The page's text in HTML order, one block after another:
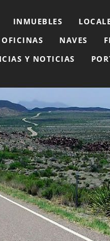
INMUEBLES
OFICINAS NAVES
Y NOTICIAS